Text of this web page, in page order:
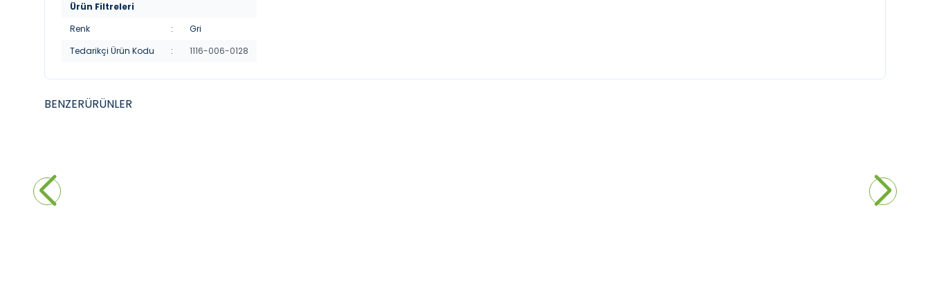
Ürün Filtreleri
Renk
:
Gri
Tedarikçi Ürün Kodu
: 1116-006-0128
BENZERÜRÜNLER
cm, Mat Kum Beji
12.000,00